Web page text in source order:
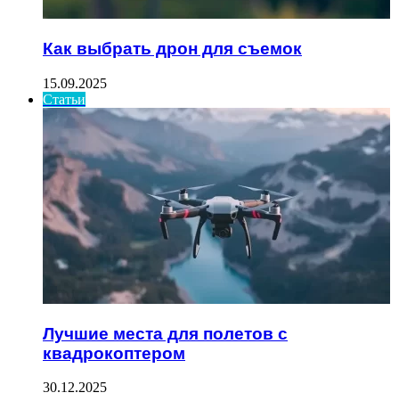
Как выбрать дрон для съемок
15.09.2025
Статьи
Лучшие места для полетов с
квадрокоптером
30.12.2025